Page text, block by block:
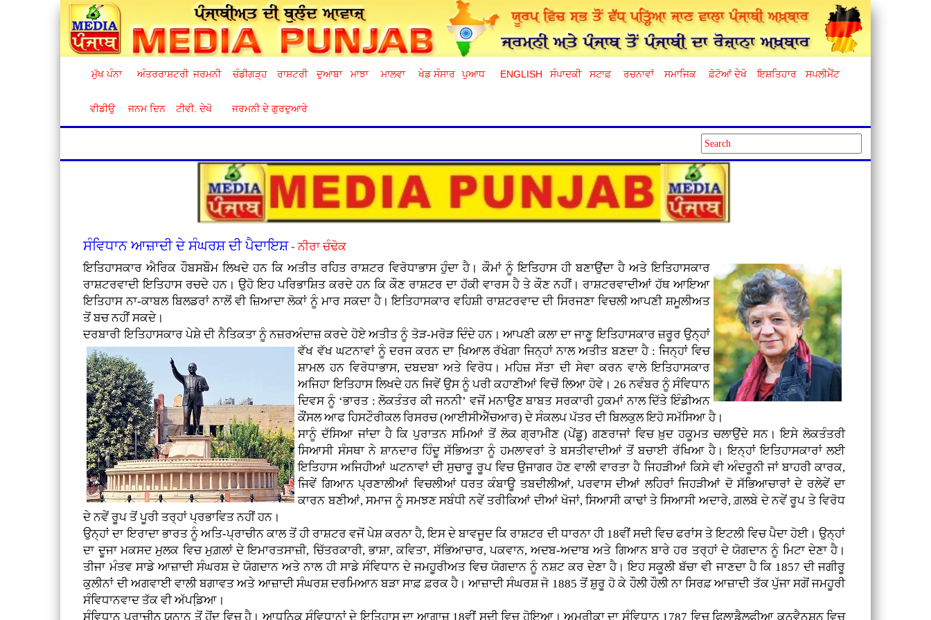
ਮੁੱਖ ਪੰਨਾ ਅੰਤਰਰਾਸ਼ਟਰੀ ਜਰਮਨੀ ਚੰਡੀਗੜ੍ਹ ਰਾਸ਼ਟਰੀ ਦੁਆਬਾ ਮਾਝਾ ਮਾਲਵਾ ਖੇਡ ਸੰਸਾਰ ਪੁਆਧ ENGLISH ਸੰਪਾਦਕੀ ਸਟਾਫ਼ ਰਚਨਾਵਾਂ ਸਮਾਜਿਕ ਫ਼ੋਟੋਆਂ ਦੇਖੋ ਇਸ਼ਤਿਹਾਰ ਸਪਲੀਮੈਂਟ
ਵੀਡੀਉ ਜਨਮ ਦਿਨ ਟੀਵੀ. ਦੇਖੋ ਜਰਮਨੀ ਦੇ ਗੁਰਦੁਆਰੇ
ਸੰਵਿਧਾਨ ਆਜ਼ਾਦੀ ਦੇ ਸੰਘਰਸ਼ ਦੀ ਪੈਦਾਇਸ਼- ਨੀਰਾ ਚੰਢੋਕ
ਇਤਿਹਾਸਕਾਰ ਐਰਿਕ ਹੌਬਸਬੌਮ ਲਿਖਦੇ ਹਨ ਕਿ ਅਤੀਤ ਰਹਿਤ ਰਾਸ਼ਟਰ ਵਿਰੋਧਾਭਾਸ ਹੁੰਦਾ ਹੈ। ਕੌਮਾਂ ਨੂੰ ਇਤਿਹਾਸ ਹੀ ਬਣਾਉਂਦਾ ਹੈ ਅਤੇ ਇਤਿਹਾਸਕਾਰ
ਰਾਸ਼ਟਰਵਾਦੀ ਇਤਿਹਾਸ ਰਚਦੇ ਹਨ। ਉਹੋ ਇਹ ਪਰਿਭਾਸ਼ਿਤ ਕਰਦੇ ਹਨ ਕਿ ਕੌਣ ਰਾਸ਼ਟਰ ਦਾ ਹੱਕੀ ਵਾਰਸ ਹੈ ਤੇ ਕੌਣ ਨਹੀਂ। ਰਾਸ਼ਟਰਵਾਦੀਆਂ ਹੱਥ ਆਇਆ
ਇਤਿਹਾਸ ਨਾ-ਕਾਬਲ ਬਿਲਡਰਾਂ ਨਾਲੋਂ ਵੀ ਜ਼ਿਆਦਾ ਲੋਕਾਂ ਨੂੰ ਮਾਰ ਸਕਦਾ ਹੈ। ਇਤਿਹਾਸਕਾਰ ਵਹਿਸ਼ੀ ਰਾਸ਼ਟਰਵਾਦ ਦੀ ਸਿਰਜਣਾ ਵਿਚਲੀ ਆਪਣੀ ਸ਼ਮੂਲੀਅਤ
ਤੋਂ ਬਚ ਨਹੀਂ ਸਕਦੇ।
ਦਰਬਾਰੀ ਇਤਿਹਾਸਕਾਰ ਪੇਸ਼ੇ ਦੀ ਨੈਤਿਕਤਾ ਨੂੰ ਨਜ਼ਰਅੰਦਾਜ਼ ਕਰਦੇ ਹੋਏ ਅਤੀਤ ਨੂੰ ਤੋੜ-ਮਰੋੜ ਦਿੰਦੇ ਹਨ। ਆਪਣੀਕਲਾ ਦਾ ਜਾਣੂ ਇਤਿਹਾਸਕਾਰ ਜ਼ਰੂਰ ਉਨ੍ਹਾਂ
ਵੱਖ ਵੱਖ ਘਟਨਾਵਾਂ ਨੂੰ ਦਰਜ ਕਰਨ ਦਾ ਖਿ਼ਆਲ ਰੱਖੇਗਾ ਜਿਨ੍ਹਾਂ ਨਾਲ ਅਤੀਤ ਬਣਦਾ ਹੈ : ਜਿਨ੍ਹਾਂ ਵਿਚ
ਸ਼ਾਮਲ ਹਨ ਵਿਰੋਧਾਭਾਸ, ਦਬਦਬਾ ਅਤੇ ਵਿਰੋਧ। ਮਹਿਜ਼ ਸੱਤਾ ਦੀ ਸੇਵਾ ਕਰਨ ਵਾਲੇ ਇਤਿਹਾਸਕਾਰ
ਅਜਿਹਾ ਇਤਿਹਾਸ ਲਿਖਦੇ ਹਨ ਜਿਵੇਂ ਉਸ ਨੂੰ ਪਰੀ ਕਹਾਣੀਆਂ ਵਿਚੋਂ ਲਿਆ ਹੋਵੇ। 26 ਨਵੰਬਰ ਨੂੰ ਸੰਵਿਧਾਨ
ਦਿਵਸ ਨੂੰ ‘ਭਾਰਤ : ਲੋਕਤੰਤਰ ਕੀ ਜਨਨੀ’ ਵਜੋਂ ਮਨਾਉਣ ਬਾਬਤ ਸਰਕਾਰੀ ਹੁਕਮਾਂ ਨਾਲ ਦਿੱਤੇ ਇੰਡੀਅਨ
ਕੌਂਸਲ ਆਫ ਹਿਸਟੌਰੀਕਲ ਰਿਸਰਚ (ਆਈਸੀਐੱਚਆਰ) ਦੇ ਸੰਕਲਪ ਪੱਤਰ ਦੀ ਬਿਲਕੁਲ ਇਹੋ ਸਮੱਸਿਆ ਹੈ।
ਸਾਨੂੰ ਦੱਸਿਆ ਜਾਂਦਾ ਹੈ ਕਿ ਪੁਰਾਤਨ ਸਮਿਆਂ ਤੋਂ ਲੋਕ ਗ੍ਰਾਮੀਣ (ਪੇਂਡੂ) ਗਣਰਾਜਾਂ ਵਿਚ ਖ਼ੁਦ ਹਕੂਮਤ ਚਲਾਉਂਦੇ ਸਨ। ਇਸੇ ਲੋਕਤੰਤਰੀ
ਸਿਆਸੀ ਸੰਸਥਾ ਨੇ ਸ਼ਾਨਦਾਰ ਹਿੰਦੂ ਸੱਭਿਅਤਾ ਨੂੰ ਹਮਲਾਵਰਾਂ ਤੇ ਬਸਤੀਵਾਦੀਆਂ ਤੋਂ ਬਚਾਈ ਰੱਖਿਆ ਹੈ। ਇਨ੍ਹਾਂ ਇਤਿਹਾਸਕਾਰਾਂ ਲਈ
ਇਤਿਹਾਸ ਅਜਿਹੀਆਂ ਘਟਨਾਵਾਂ ਦੀ ਸੁਚਾਰੂ ਰੂਪ ਵਿਚ ਉਜਾਗਰ ਹੋਣ ਵਾਲੀ ਵਾਰਤਾ ਹੈ ਜਿਹੜੀਆਂ ਕਿਸੇ ਵੀ ਅੰਦਰੂਨੀ ਜਾਂ ਬਾਹਰੀ ਕਾਰਕ,
ਜਿਵੇਂ ਗਿਆਨ ਪ੍ਰਣਾਲੀਆਂ ਵਿਚਲੀਆਂ ਧਰਤ ਕੰਬਾਊ ਤਬਦੀਲੀਆਂ, ਪਰਵਾਸ ਦੀਆਂ ਲਹਿਰਾਂ ਜਿਹੜੀਆਂ ਦੋ ਸੱਭਿਆਚਾਰਾਂ ਦੇ ਰਲੇਵੇਂ ਦਾ
ਕਾਰਨ ਬਣੀਆਂ, ਸਮਾਜ ਨੂੰ ਸਮਝਣ ਸਬੰਧੀ ਨਵੇਂ ਤਰੀਕਿਆਂ ਦੀਆਂ ਖੋਜਾਂ, ਸਿਆਸੀ ਕਾਢਾਂ ਤੇ ਸਿਆਸੀ ਅਦਾਰੇ, ਗ਼ਲਬੇ ਦੇ ਨਵੇਂ ਰੂਪ ਤੇ ਵਿਰੋਧ
ਦੇ ਨਵੇਂ ਰੂਪ ਤੋਂ ਪੂਰੀ ਤਰ੍ਹਾਂ ਪ੍ਰਭਾਵਿਤ ਨਹੀਂ ਹਨ।
ਉਨ੍ਹਾਂ ਦਾ ਇਰਾਦਾ ਭਾਰਤ ਨੂੰ ਅਤਿ-ਪ੍ਰਾਚੀਨ ਕਾਲ ਤੋਂ ਹੀ ਰਾਸ਼ਟਰ ਵਜੋਂ ਪੇਸ਼ ਕਰਨਾ ਹੈ, ਇਸ ਦੇ ਬਾਵਜੂਦ ਕਿ ਰਾਸ਼ਟਰ ਦੀ ਧਾਰਨਾ ਹੀ 18ਵੀਂ ਸਦੀ ਵਿਚ ਫਰਾਂਸ ਤੇ ਇਟਲੀ ਵਿਚ ਪੈਦਾ ਹੋਈ। ਉਨ੍ਹਾਂ
ਦਾ ਦੂਜਾ ਮਕਸਦ ਮੁਲਕ ਵਿਚ ਮੁਗ਼ਲਾਂ ਦੇ ਇਮਾਰਤਸਾਜ਼ੀ, ਚਿੱਤਰਕਾਰੀ, ਭਾਸ਼ਾ, ਕਵਿਤਾ, ਸੱਭਿਆਚਾਰ, ਪਕਵਾਨ, ਅਦਬ-ਅਦਾਬ ਅਤੇ ਗਿਆਨ ਬਾਰੇ ਹਰ ਤਰ੍ਹਾਂ ਦੇ ਯੋਗਦਾਨ ਨੂੰ ਮਿਟਾ ਦੇਣਾ ਹੈ।
ਤੀਜਾ ਮੰਤਵ ਸਾਡੇ ਆਜ਼ਾਦੀ ਸੰਘਰਸ਼ ਦੇ ਯੋਗਦਾਨ ਅਤੇ ਨਾਲ ਹੀ ਸਾਡੇ ਸੰਵਿਧਾਨ ਦੇ ਜਮਹੂਰੀਅਤ ਵਿਚ ਯੋਗਦਾਨ ਨੂੰ ਨਸ਼ਟ ਕਰ ਦੇਣਾ ਹੈ। ਇਹ ਸਕੂਲੀ ਬੱਚਾ ਵੀ ਜਾਣਦਾ ਹੈ ਕਿ 1857 ਦੀ ਜਗੀਰੂ
ਕੁਲੀਨਾਂ ਦੀ ਅਗਵਾਈ ਵਾਲੀ ਬਗਾਵਤ ਅਤੇ ਆਜ਼ਾਦੀ ਸੰਘਰਸ਼ ਦਰਮਿਆਨ ਬੜਾ ਸਾਫ਼ ਫ਼ਰਕ ਹੈ। ਆਜ਼ਾਦੀ ਸੰਘਰਸ਼ ਜੋ 1885 ਤੋਂ ਸ਼ੁਰੂ ਹੋ ਕੇ ਹੌਲੀ ਹੌਲੀ ਨਾ ਸਿਰਫ਼ ਆਜ਼ਾਦੀ ਤੱਕ ਪੁੱਜਾ ਸਗੋਂ ਜਮਹੂਰੀ
ਸੰਵਿਧਾਨਵਾਦ ਤੱਕ ਵੀ ਅੱਪਡਿ਼ਆ।
ਸੰਵਿਧਾਨ ਪ੍ਰਾਚੀਨ ਯੂਨਾਨ ਤੋਂ ਹੋਂਦ ਵਿਚ ਹੈ। ਆਧੁਨਿਕ ਸੰਵਿਧਾਨਾਂ ਦੇ ਇਤਿਹਾਸ ਦਾ ਆਗਾਜ਼ 18ਵੀਂ ਸਦੀ ਵਿਚ ਹੋਇਆ। ਅਮਰੀਕਾ ਦਾ ਸੰਵਿਧਾਨ 1787 ਵਿਚ ਫਿਲਾਡੈਲਫੀਆ ਕਨਵੈਨਸ਼ਨ ਵਿਚ